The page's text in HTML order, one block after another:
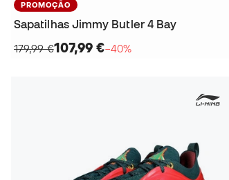
PROMOÇÃO
Sapatilhas Jimmy Butler 4 Bay
179,99 €107,99 €−40%